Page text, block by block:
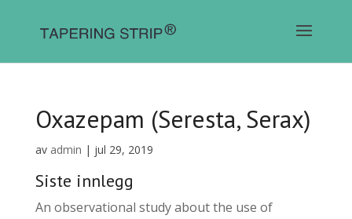
Oxazepam (Seresta, Serax)
av admin | jul 29, 2019
Siste innlegg
An observational study about the use of